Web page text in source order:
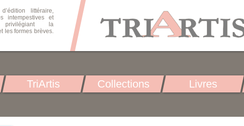
littéraire,
intempestives et
privilégiant la
les formes brèves.
TriArtis Collections Livres